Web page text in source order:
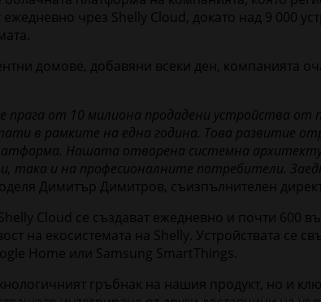
ежедневно чрез Shelly Cloud, докато над 9 000
домове, добавяни всеки ден, компанията
прага от 10 милиона продадени устройства от
в рамките на една година. Това развитие
Нашата отворена системна
така и на професионалните потребители.
Димитър Димитров, съизпълнителен
Cloud се създават ежедневно и почти 600
на екосистемата на Shelly. Устройствата
Home или Samsung SmartThings.
гръбнак на нашия продукт, но и